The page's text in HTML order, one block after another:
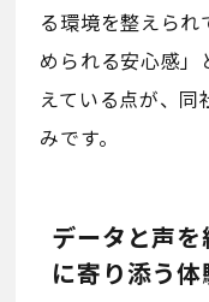
る環境を整えら
められる安心感
えている点が、
みです。
データと声
に寄り添う体